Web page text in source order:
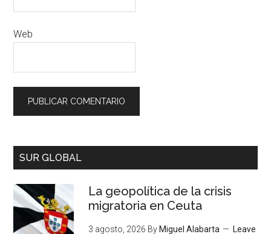
Web
SUR GLOBAL
La geopolítica de la crisis
migratoria en Ceuta
3 agosto, 2026 By Miguel Alabarta
Leave